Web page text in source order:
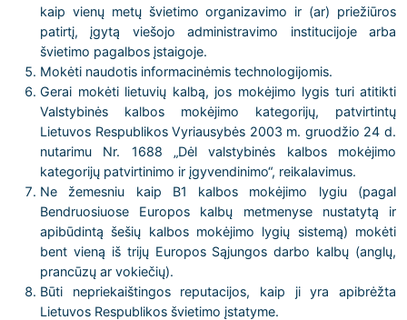
kaip vienų metų švietimo organizavimo ir (ar) priežiūros
patirtį, įgytą viešojo administravimo institucijoje arba
švietimo pagalbos įstaigoje.
Mokėti naudotis informacinėmis technologijomis.
Gerai mokėti lietuvių kalbą, jos mokėjimo lygis turi atitikti
Valstybinės kalbos mokėjimo kategorijų, patvirtintų
Lietuvos Respublikos Vyriausybės 2003 m. gruodžio 24 d.
nutarimu Nr. 1688 „Dėl valstybinės kalbos mokėjimo
kategorijų patvirtinimo ir įgyvendinimo“, reikalavimus.
Ne žemesniu kaip B1 kalbos mokėjimo lygiu (pagal
Bendruosiuose Europos kalbų metmenyse nustatytą ir
apibūdintą šešių kalbos mokėjimo lygių sistemą) mokėti
bent vieną iš trijų Europos Sąjungos darbo kalbų (anglų,
prancūzų ar vokiečių).
Būti nepriekaištingos reputacijos, kaip ji yra apibrėžta
Lietuvos Respublikos švietimo įstatyme.